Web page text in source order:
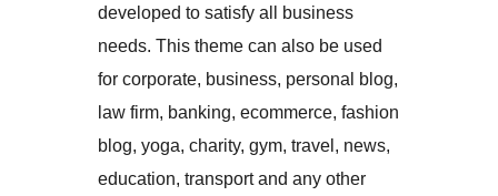
developed to satisfy all business
needs. This theme can also be used
for corporate, business, personal blog,
law firm, banking, ecommerce, fashion
blog, yoga, charity, gym, travel, news,
education, transport and any other